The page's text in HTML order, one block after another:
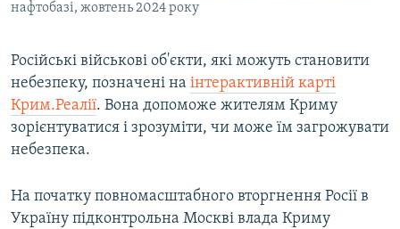
нафтобазі, жовтень 2024 року
Російські військові об'єкти, які можуть становити
небезпеку, позначені на інтерактивній карті
Крим.Реалії. Вона допоможе жителям Криму
зорієнтуватися і зрозуміти, чи може їм загрожувати
небезпека.
На початку повномасштабного вторгнення Росії в
Україну підконтрольна Москві влада Криму